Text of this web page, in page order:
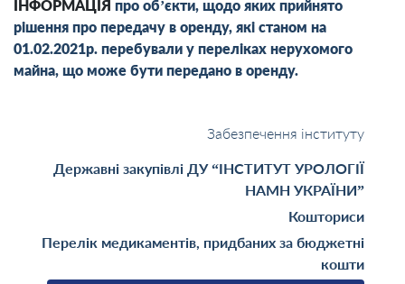
ІНФОРМАЦІЯ про об’єкти, щодо яких прийнято
рішення про передачу в оренду, які станом на
01.02.2021р. перебували у переліках нерухомого
майна, що може бути передано в оренду.
Забезпечення інституту
Державні закупівлі ДУ “ІНСТИТУТ УРОЛОГІЇ
НАМН УКРАЇНИ”
Кошториси
Перелік медикаментів, придбаних за бюджетні
кошти